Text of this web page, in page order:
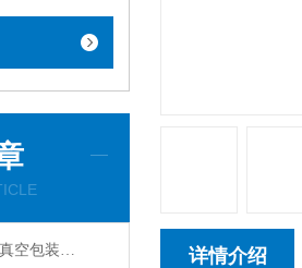
立式半导体芯片颗粒外抽真空包装机厂家 详情介绍